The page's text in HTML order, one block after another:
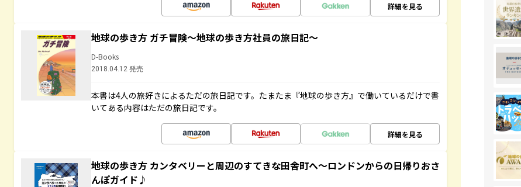
詳細を見る
地球の歩き方 ガチ冒険～地球の歩き方社員の旅日記～
D-Books
2018.04.12 発売
本書は4人の旅好きによるただの旅日記です。たまたま『地球の歩き方』で働いているだけで書
いてある内容はただの旅日記です。
詳細を見る
地球の歩き方 カンタベリーと周辺のすてきな田舎町へ～ロンドンからの日帰りおさ
んぽガイド♪